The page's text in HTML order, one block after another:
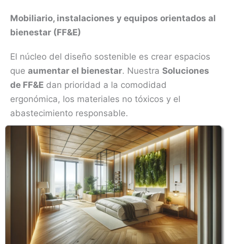
Mobiliario, instalaciones y equipos orientados al
bienestar (FF&E)
El núcleo del diseño sostenible es crear espacios
que aumentar el bienestar. Nuestra Soluciones
de FF&E dan prioridad a la comodidad
ergonómica, los materiales no tóxicos y el
abastecimiento responsable.